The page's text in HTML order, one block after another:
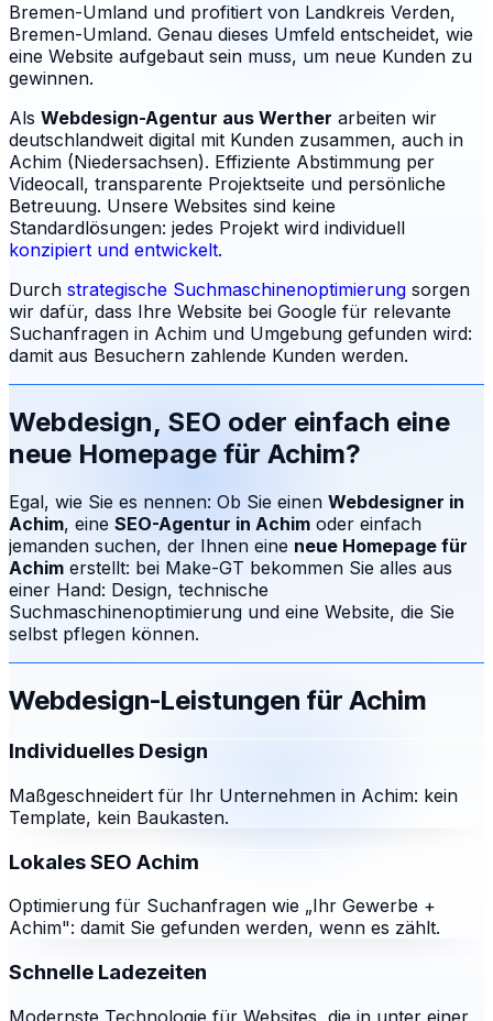
Bremen-Umland und profitiert von Landkreis Verden,
Bremen-Umland. Genau dieses Umfeld entscheidet, wie
eine Website aufgebaut sein muss, um neue Kunden zu
gewinnen.
Als Webdesign-Agentur aus Werther arbeiten wir
deutschlandweit digital mit Kunden zusammen, auch in
Achim (Niedersachsen). Effiziente Abstimmung per
Videocall, transparente Projektseite und persönliche
Betreuung. Unsere Websites sind keine
Standardlösungen: jedes Projekt wird individuell
konzipiert und entwickelt.
Durch strategische Suchmaschinenoptimierung sorgen
wir dafür, dass Ihre Website bei Google für relevante
Suchanfragen in Achim und Umgebung gefunden wird:
damit aus Besuchern zahlende Kunden werden.
Webdesign, SEO oder einfach eine
neue Homepage für Achim?
Egal, wie Sie es nennen: Ob Sie einen Webdesigner in
Achim, eine SEO-Agentur in Achim oder einfach
jemanden suchen, der Ihnen eine neue Homepage für
Achim erstellt: bei Make-GT bekommen Sie alles aus
einer Hand: Design, technische
Suchmaschinenoptimierung und eine Website, die Sie
selbst pflegen können.
Webdesign-Leistungen für Achim
Individuelles Design
Maßgeschneidert für Ihr Unternehmen in Achim: kein
Template, kein Baukasten.
Lokales SEO Achim
Optimierung für Suchanfragen wie „Ihr Gewerbe +
Achim": damit Sie gefunden werden, wenn es zählt.
Schnelle Ladezeiten
Modernste Technologie für Websites, die in unter einer